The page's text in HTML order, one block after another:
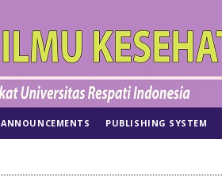
ANNOUNCEMENTS PUBLISHING SYSTEM